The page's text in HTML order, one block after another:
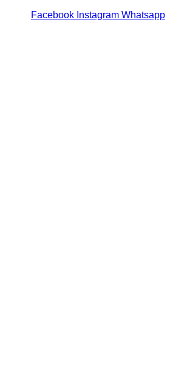
Facebook Instagram Whatsapp